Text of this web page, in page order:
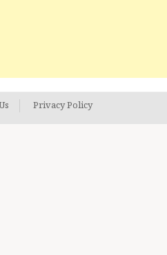
Privacy Policy